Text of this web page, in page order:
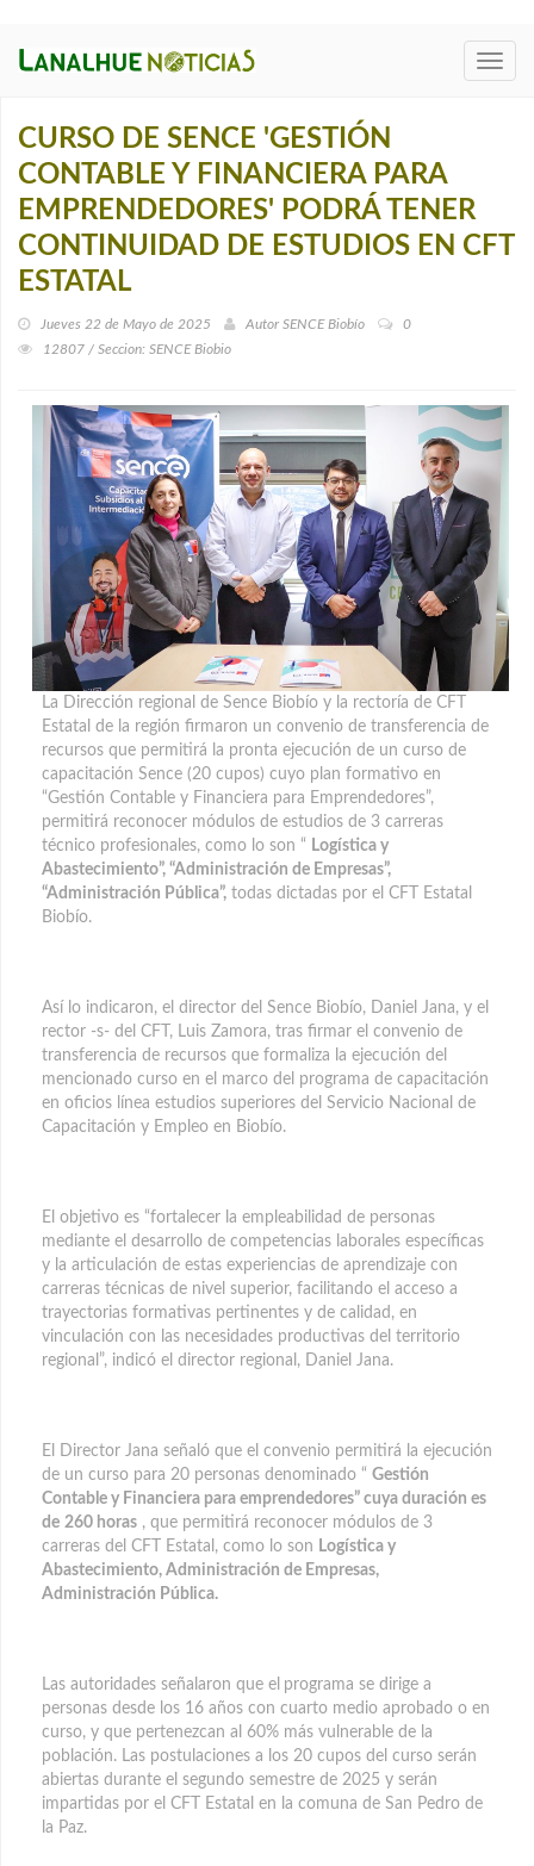
CURSO DE SENCE 'GESTIÓN
CONTABLE Y FINANCIERA PARA
EMPRENDEDORES' PODRÁ TENER
CONTINUIDAD DE ESTUDIOS EN CFT
ESTATAL
Jueves 22 de Mayo de 2025 Autor SENCE Biobío
0
12807 / Seccion: SENCE Biobi­o
La Dirección regional de Sence Biobío y la rectoría de CFT
Estatal de la región firmaron un convenio de transferencia de
recursos que permitirá la pronta ejecución de un curso de
capacitación Sence (20 cupos) cuyo plan formativo en
“Gestión Contable y Financiera para Emprendedores”,
permitirá reconocer módulos de estudios de 3 carreras
técnico profesionales, como lo son “ Logística y
Abastecimiento”, “Administración de Empresas”,
“Administración Pública”, todas dictadas por el CFT Estatal
Biobío.
Así lo indicaron, el director del Sence Biobío, Daniel Jana, y el
rector -s- del CFT, Luis Zamora, tras firmar el convenio de
transferencia de recursos que formaliza la ejecución del
mencionado curso en el marco del programa de capacitación
en oficios línea estudios superiores del Servicio Nacional de
Capacitación y Empleo en Biobío.
El objetivo es “fortalecer la empleabilidad de personas
mediante el desarrollo de competencias laborales específicas
y la articulación de estas experiencias de aprendizaje con
carreras técnicas de nivel superior, facilitando el acceso a
trayectorias formativas pertinentes y de calidad, en
vinculación con las necesidades productivas del territorio
regional”, indicó el director regional, Daniel Jana.
El Director Jana señaló que el convenio permitirá la ejecución
de un curso para 20 personas denominado “ Gestión
Contable y Financiera para emprendedores” cuya duración es
de 260 horas , que permitirá reconocer módulos de 3
carreras del CFT Estatal, como lo son Logística y
Abastecimiento, Administración de Empresas,
Administración Pública.
Las autoridades señalaron que el programa se dirige a
personas desde los 16 años con cuarto medio aprobado o en
curso, y que pertenezcan al 60% más vulnerable de la
población. Las postulaciones a los 20 cupos del curso serán
abiertas durante el segundo semestre de 2025 y serán
impartidas por el CFT Estatal en la comuna de San Pedro de
la Paz.